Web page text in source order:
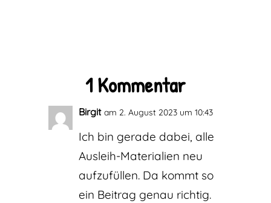
1 Kommentar
Birgit am 2. August 2023 um 10:43
Ich bin gerade dabei, alle
Ausleih-Materialien neu
aufzufüllen. Da kommt so
ein Beitrag genau richtig.